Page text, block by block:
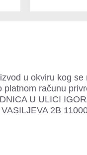
u okviru kog se
platnom računu
U ULICI
2B